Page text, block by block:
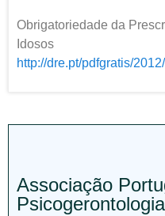
Obrigatoriedade da
Idosos
http://dre.pt/pdfgratis/
Associação
Psicogerontologia